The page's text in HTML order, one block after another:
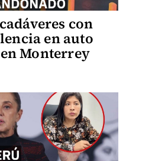
con
en auto
Monterrey